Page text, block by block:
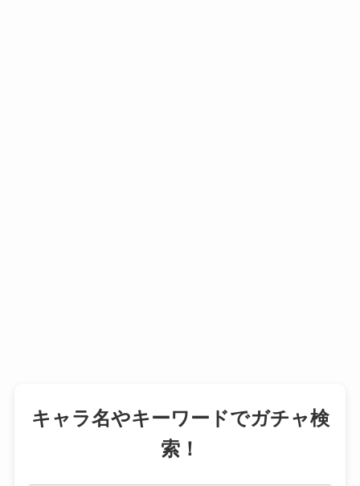
キャラ名やキーワードでガチャ検
索！